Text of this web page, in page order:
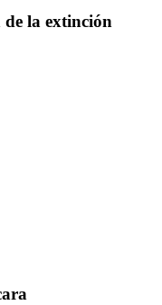
de la extinción